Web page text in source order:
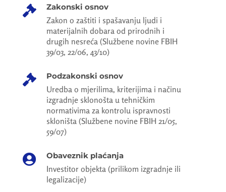
 Zakonski osnov
Zakon o zaštiti i spašavanju ljudi i
materijalnih dobara od prirodnih i
drugih nesreća (Službene novine FBIH
39/03, 22/06, 43/10)
 Podzakonski osnov
Uredba o mjerilima, kriterijima i načinu
izgradnje sklonošta u tehničkim
normativima za kontrolu ispravnosti
skloništa (Službene novine FBIH 21/05,
59/07)
 Obaveznik plaćanja
Investitor objekta (prilikom izgradnje ili
legalizacije)